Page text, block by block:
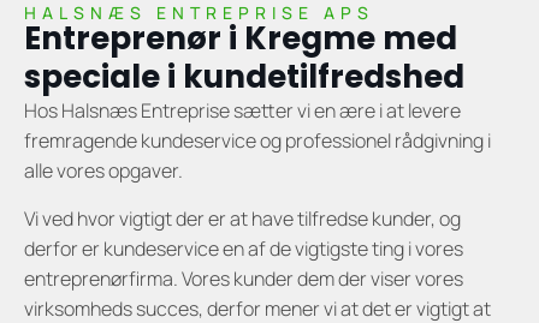
HALSNÆS ENTREPRISE APS
Entreprenør i Kregme med
speciale i kundetilfredshed
Hos Halsnæs Entreprise sætter vi en ære i at levere
fremragende kundeservice og professionel rådgivning i
alle vores opgaver.
Vi ved hvor vigtigt der er at have tilfredse kunder, og
derfor er kundeservice en af de vigtigste ting i vores
entreprenørfirma. Vores kunder dem der viser vores
virksomheds succes, derfor mener vi at det er vigtigt at